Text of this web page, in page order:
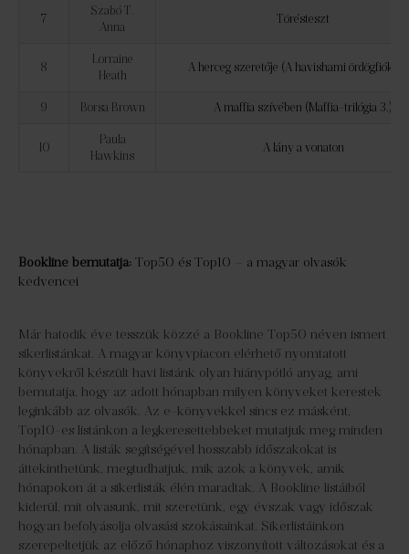
7
Szabó T.
Anna
Törésteszt
8
Lorraine
Heath
A herceg szeretője (A havishami ördögfiókák
9 Borsa Brown A maffia szívében (Maffia-trilógia 3.)
10
Paula
Hawkins
A lány a vonaton
Bookline bemutatja: Top50 és Top10 – a magyar olvasók
kedvencei
Már hatodik éve tesszük közzé a Bookline Top50 néven ismert
sikerlistánkat. A magyar könyvpiacon elérhető nyomtatott
könyvekről készült havi listánk olyan hiánypótló anyag, ami
bemutatja, hogy az adott hónapban milyen könyveket kerestek
leginkább az olvasók. Az e-könyvekkel sincs ez másként,
Top10-es listánkon a legkeresettebbeket mutatjuk meg minden
hónapban. A listák segítségével hosszabb időszakokat is
áttekinthetünk, megtudhatjuk, mik azok a könyvek, amik
hónapokon át a sikerlisták élén maradtak. A Bookline listáiból
kiderül, mit olvasunk, mit szeretünk, egy évszak vagy időszak
hogyan befolyásolja olvasási szokásainkat. Sikerlistáinkon
szerepeltetjük az előző hónaphoz viszonyított változásokat és a